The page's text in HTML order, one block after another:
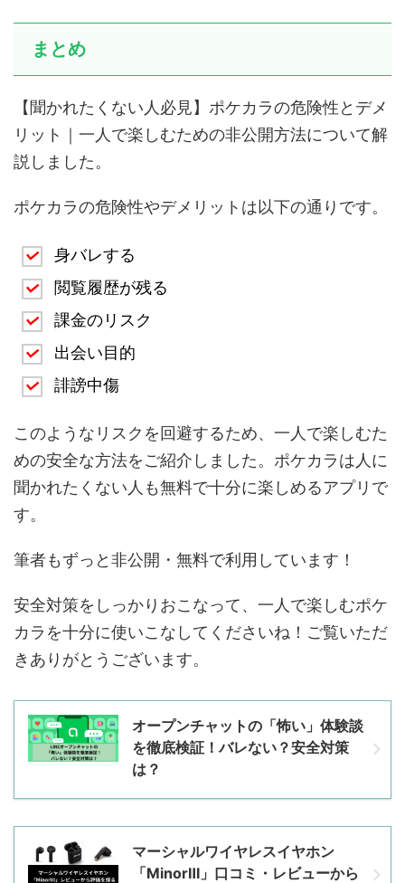
まとめ
【聞かれたくない人必見】ポケカラの危険性とデメ
リット｜一人で楽しむための非公開方法について解
説しました。
ポケカラの危険性やデメリットは以下の通りです。
身バレする
閲覧履歴が残る
課金のリスク
出会い目的
誹謗中傷
このようなリスクを回避するため、一人で楽しむた
めの安全な方法をご紹介しました。ポケカラは人に
聞かれたくない人も無料で十分に楽しめるアプリで
す。
筆者もずっと非公開・無料で利用しています！
安全対策をしっかりおこなって、一人で楽しむポケ
カラを十分に使いこなしてくださいね！ご覧いただ
きありがとうございます。
オープンチャットの「怖い」体験談
を徹底検証！バレない？安全対策
は？
マーシャルワイヤレスイヤホン
「MinorⅢ」口コミ・レビューから